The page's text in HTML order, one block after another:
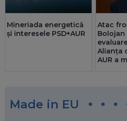
Mineriada energetică
și interesele PSD+AUR
Atac
Alianța
AUR a
Made in EU